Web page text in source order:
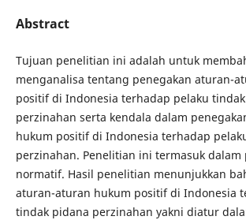
Abstract
Tujuan penelitian ini adalah untuk
menganalisa tentang penegakan aturan-
positif di Indonesia terhadap pelaku
perzinahan serta kendala dalam
hukum positif di Indonesia terhadap
perzinahan. Penelitian ini termasuk dalam
normatif. Hasil penelitian menunjukkan
aturan-aturan hukum positif di Indonesia
tindak pidana perzinahan yakni diatur